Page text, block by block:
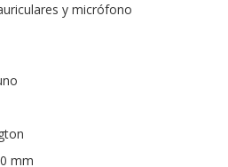
y micrófono
mm